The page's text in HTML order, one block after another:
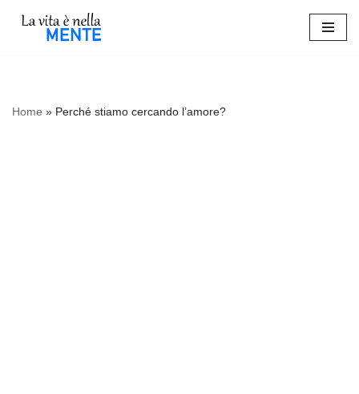
Home » Perché stiamo cercando l’amore?